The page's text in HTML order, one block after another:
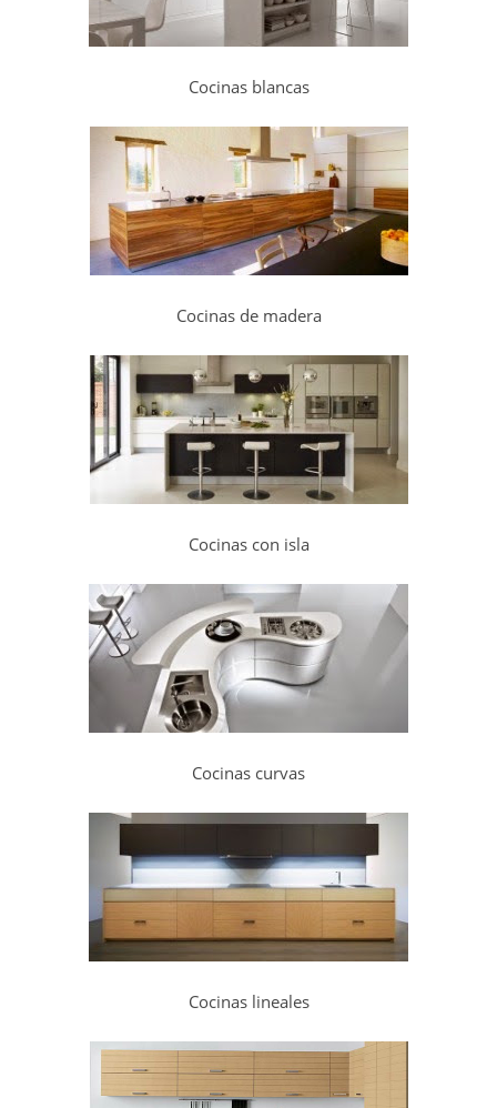
Cocinas blancas
Cocinas de madera
Cocinas con isla
Cocinas curvas
Cocinas lineales